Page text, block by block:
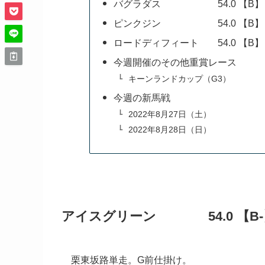
バグラダス 54.0 【B】
ピンクジン 54.0 【B】
ロードディフィート 54.0 【B】
今週開催のその他重賞レース
キーンランドカップ（G3）
今週の新馬戦
2022年8月27日（土）
2022年8月28日（日）
アイスグリーン 54.0 【B-
栗東坂路単走。G前仕掛け。